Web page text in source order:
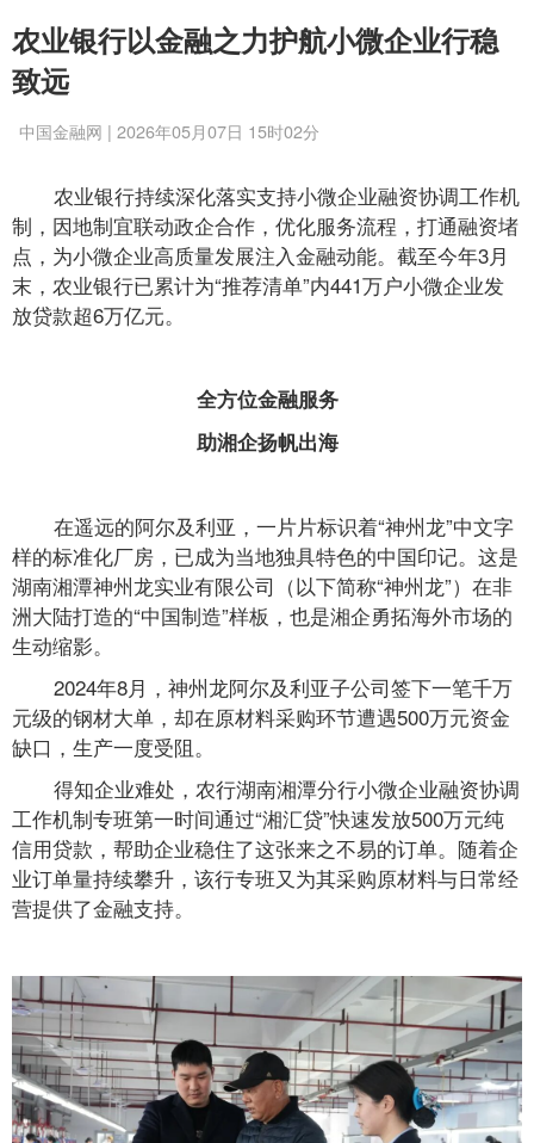
农业银行以金融之力护航小微企业行稳
致远
中国金融网 | 2026年05月07日 15时02分
农业银行持续深化落实支持小微企业融资协调工作机
制，因地制宜联动政企合作，优化服务流程，打通融资堵
点，为小微企业高质量发展注入金融动能。截至今年3月
末，农业银行已累计为“推荐清单”内441万户小微企业发
放贷款超6万亿元。
全方位金融服务
助湘企扬帆出海
在遥远的阿尔及利亚，一片片标识着“神州龙”中文字
样的标准化厂房，已成为当地独具特色的中国印记。这是
湖南湘潭神州龙实业有限公司（以下简称“神州龙”）在非
洲大陆打造的“中国制造”样板，也是湘企勇拓海外市场的
生动缩影。
2024年8月，神州龙阿尔及利亚子公司签下一笔千万
元级的钢材大单，却在原材料采购环节遭遇500万元资金
缺口，生产一度受阻。
得知企业难处，农行湖南湘潭分行小微企业融资协调
工作机制专班第一时间通过“湘汇贷”快速发放500万元纯
信用贷款，帮助企业稳住了这张来之不易的订单。随着企
业订单量持续攀升，该行专班又为其采购原材料与日常经
营提供了金融支持。